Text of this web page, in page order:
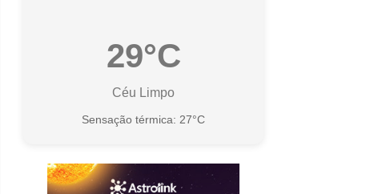
29°C
Céu Limpo
Sensação térmica: 27°C